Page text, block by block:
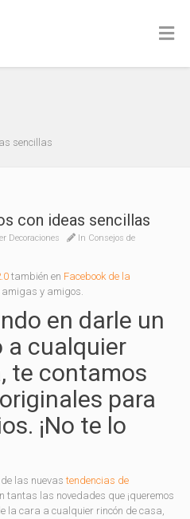
sencillas
con ideas sencillas
Decoraciones In Consejos de
también en Facebook de la
amigas y amigos.
en darle un
a cualquier
te contamos
para
¡No te lo
las nuevastendencias de
tantas las novedades que ¡queremos
la cara a cualquier rincón de casa,